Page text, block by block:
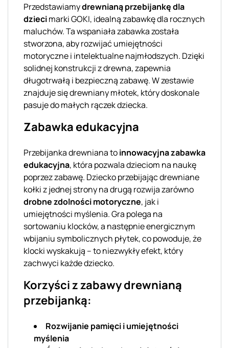
Przedstawiamydrewnianą przebijankę dla
dziecimarki GOKI, idealną zabawkę dla rocznych
maluchów. Ta wspaniała zabawka została
stworzona, aby rozwijać umiejętności
motoryczne i intelektualne najmłodszych. Dzięki
solidnej konstrukcji z drewna, zapewnia
długotrwałą i bezpieczną zabawę. W zestawie
znajduje się drewniany młotek, który doskonale
pasuje do małych rączek dziecka.
Zabawka edukacyjna
Przebijanka drewniana toinnowacyjna zabawka
edukacyjna, która pozwala dzieciom na naukę
poprzez zabawę. Dziecko przebijając drewniane
kołki z jednej strony na drugą rozwija zarówno
drobne zdolności motoryczne, jak i
umiejętności myślenia. Gra polega na
sortowaniu klocków, a następnie energicznym
wbijaniu symbolicznych płytek, co powoduje, że
klocki wyskakują – to niezwykły efekt, który
zachwyci każde dziecko.
Korzyści z zabawy drewnianą
przebijanką:
Rozwijanie pamięci i umiejętności
myślenia